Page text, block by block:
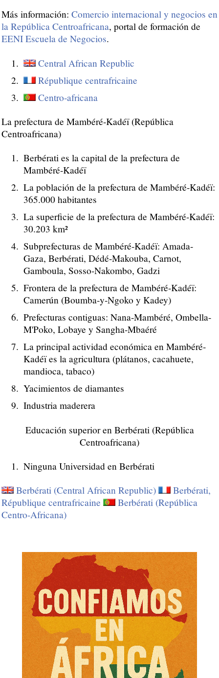
Más información: Comercio internacional y negocios en
la República Centroafricana, portal de formación de
EENI Escuela de Negocios.
Central African Republic
République centrafricaine
Centro-africana
La prefectura de Mambéré-Kadéï (República
Centroafricana)
Berbérati es la capital de la prefectura de
Mambéré-Kadéï
La población de la prefectura de Mambéré-Kadéï:
365.000 habitantes
La superficie de la prefectura de Mambéré-Kadéï:
30.203 km²
Subprefecturas de Mambéré-Kadéï: Amada-
Gaza, Berbérati, Dédé-Makouba, Carnot,
Gamboula, Sosso-Nakombo, Gadzi
Frontera de la prefectura de Mambéré-Kadéï:
Camerún (Boumba-y-Ngoko y Kadey)
Prefecturas contiguas: Nana-Mambéré, Ombella-
M'Poko, Lobaye y Sangha-Mbaéré
La principal actividad económica en Mambéré-
Kadéï es la agricultura (plátanos, cacahuete,
mandioca, tabaco)
Yacimientos de diamantes
Industria maderera
Educación superior en Berbérati (República
Centroafricana)
Ninguna Universidad en Berbérati
Berbérati (Central African Republic)
Berbérati,
République centrafricaine
Berbérati (República
Centro-Africana)